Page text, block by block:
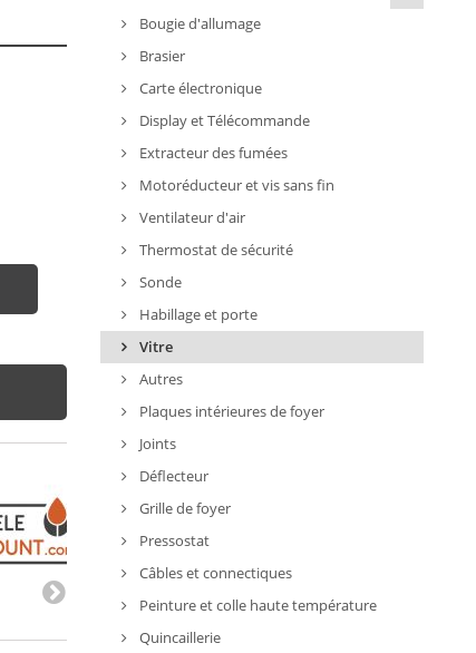
Bougie d'allumage
Brasier
Carte électronique
Display et Télécommande
Extracteur des fumées
Motoréducteur et vis sans fin
Ventilateur d'air
Thermostat de sécurité
Sonde
Habillage et porte
Vitre
Autres
Plaques intérieures de foyer
Joints
Déflecteur
Grille de foyer
Pressostat
Câbles et connectiques
Peinture et colle haute température
Quincaillerie